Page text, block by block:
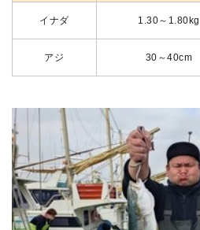
イナダ 1.30～1.80kg
アジ 30～40cm